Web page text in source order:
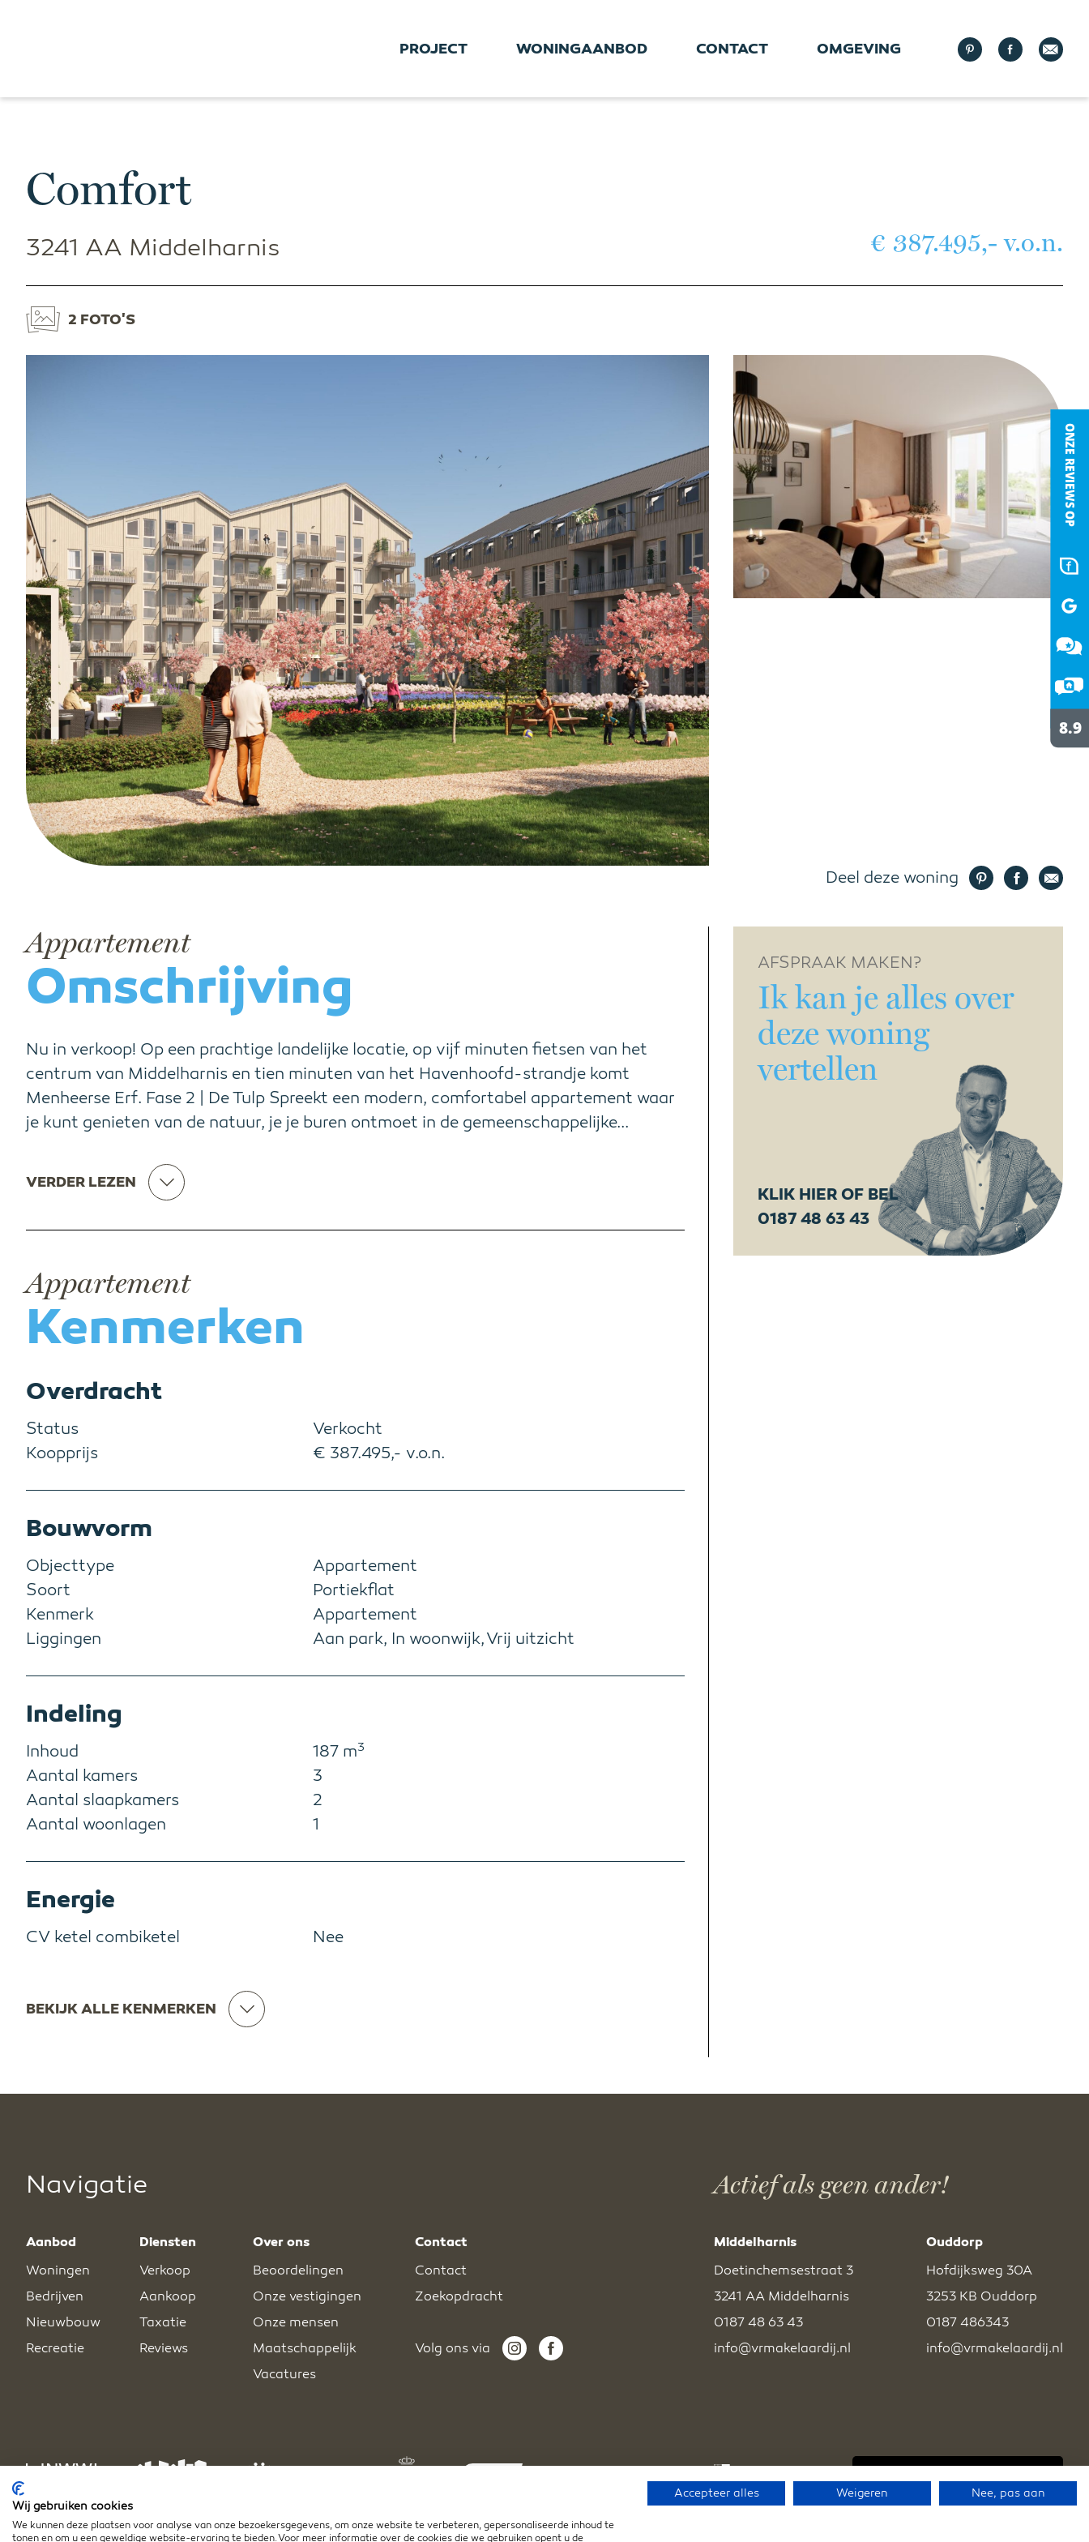
PROJECT WONINGAANBOD CONTACT OMGEVING
Comfort
3241 AA Middelharnis € 387.495,- v.o.n.
2 FOTO'S
Deel deze woning
Appartement
Omschrijving
Nu in verkoop! Op een prachtige landelijke locatie, op vijf minuten fietsen van het
centrum van Middelharnis en tien minuten van het Havenhoofd-strandje komt
Menheerse Erf. Fase 2 | De Tulp Spreekt een modern, comfortabel appartement waar
je kunt genieten van de natuur, je je buren ontmoet in de gemeenschappelijke...
VERDER LEZEN
Appartement
Kenmerken
Overdracht
Status
Verkocht
Koopprijs
€ 387.495,- v.o.n.
Bouwvorm
Objecttype
Appartement
Soort
Portiekflat
Kenmerk
Appartement
Liggingen
Aan park, In woonwijk, Vrij uitzicht
Indeling
Inhoud 187 m3
Aantal kamers
3
Aantal slaapkamers
2
Aantal woonlagen
1
Energie
CV ketel combiketel Nee
BEKIJK ALLE KENMERKEN
AFSPRAAK MAKEN?
Ik kan je alles over
deze woning
vertellen
KLIK HIER OF BEL
0187 48 63 43
Navigatie
Aanbod
Woningen
Bedrijven
Nieuwbouw
Recreatie
Diensten
Verkoop
Aankoop
Taxatie
Reviews
Over ons
Beoordelingen
Onze vestigingen
Onze mensen
Maatschappelijk
Vacatures
Contact
Contact
Zoekopdracht
Volg ons via
Actief als geen ander!
Middelharnis
Doetinchemsestraat 3
3241 AA Middelharnis
0187 48 63 43
info@vrmakelaardij.nl
Ouddorp
Hofdijksweg 30A
3253 KB Ouddorp
0187 486343
info@vrmakelaardij.nl
Wij gebruiken cookies
We kunnen deze plaatsen voor analyse van onze bezoekersgegevens, om onze website te verbeteren, gepersonaliseerde inhoud te
tonen en om u een geweldige website-ervaring te bieden. Voor meer informatie over de cookies die we gebruiken opent u de
Accepteer alles Weigeren Nee, pas aan